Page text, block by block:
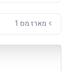
מארז מס 1